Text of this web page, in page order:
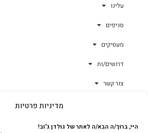
מדיניות פרטיות
היי, ברוך/ה הבא/ה לאתר של גולדן ג'וב!
עלינו
סניפים
מעסיקים
דרושים/ות
צור קשר